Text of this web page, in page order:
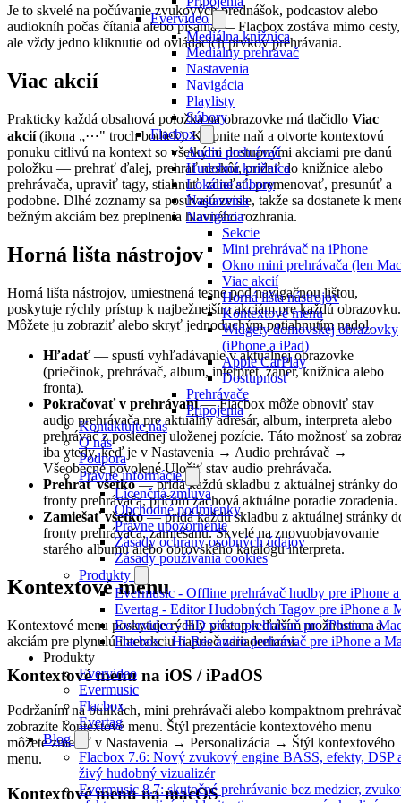
Evervideo
Mediálna knižnica
Mediálny prehrávač
Nastavenia
Navigácia
Playlisty
Súbory
Flacbox
Audio prehrávač
Hudobná knižnica
Lokálne súbory
Nastavenia
Navigácia
Sekcie
Mini prehrávač na iPhone
Okno mini prehrávača (len
Viac akcií
Horná lišta nástrojov
Kontextové menu
Widgety domovskej obrazovky
(iPhone a iPad)
Apple CarPlay
Dostupnosť
Prehrávače
Pripojenia
Kontaktujte nás
O nás
Podpora
Právne informácie
Licenčná zmluva
Obchodné podmienky
Právne upozornenie
Zásady ochrany osobných údajov
Zásady používania cookies
Produkty
Evermusic - Offline prehrávač hudby pre iPhone
Evertag - Editor Hudobných Tagov pre iPhone a
Evervideo - HD video prehrávač pre iPhone a
Flacbox - Hi-Res audio prehrávač pre iPhone a
Produkty
Evervideo
Evermusic
Flacbox
Evertag
Blog
Flacbox 7.6: Nový zvukový engine BASS, efekty, DSP
živý hudobný vizualizér
Evermusic 8.7: skutočné prehrávanie bez medzier,
Je to skvelé na počúvanie zvukových prednášok, podcastov alebo
audiokníh počas čítania alebo písania — Flacbox zostáva mimo cesty,
ale vždy jedno kliknutie od ovládacích prvkov prehrávania.
Viac akcií
Prakticky každá obsahová položka na obrazovke má tlačidlo Viac
akcií(ikona „⋯" troch bodiek). Klepnite naň a otvorte kontextovú
ponuku citlivú na kontext so všetkými dostupnými akciami pre danú
položku — prehrať ďalej, prehrať neskôr, pridať do knižnice alebo
prehrávača, upraviť tagy, stiahnuť, zdieľať, premenovať, presunúť a
podobne. Dlhé zoznamy sa posúvajú zvisle, takže sa dostanete k
bežným akciám bez preplnenia hlavného rozhrania.
Horná lišta nástrojov
Horná lišta nástrojov, umiestnená tesne pod navigačnou lištou,
poskytuje rýchly prístup k najbežnejším akciám pre každú obrazovku.
Môžete ju zobraziť alebo skryť jednoduchým potiahnutím nadol.
Hľadať— spustí vyhľadávanie v aktuálnej obrazovke
(priečinok, prehrávač, album, interpret, žáner, knižnica alebo
fronta).
Pokračovať v prehrávaní— Flacbox môže obnoviť stav
audio prehrávača pre aktuálny adresár, album, interpreta alebo
prehrávač z poslednej uloženej pozície. Táto možnosť sa
iba vtedy, keď je v Nastavenia → Audio prehrávač →
Všeobecné povolené Uložiť stav audio prehrávača.
Prehrať všetko— pridá každú skladbu z aktuálnej stránky do
fronty prehrávača, pričom zachová aktuálne poradie zoradenia.
Zamiešať všetko— pridá každú skladbu z aktuálnej stránky
fronty prehrávača, zamiešanú. Skvelé na znovuobjavovanie
starého albumu alebo obrovského katalógu interpreta.
Kontextové menu
Kontextové menu poskytuje rýchly prístup k ďalším možnostiam a
akciám pre plynulú interakciu naprieč zariadeniami.
Kontextové menu na iOS / iPadOS
Podržaním na bunkách, mini prehrávači alebo kompaktnom
zobrazíte kontextové menu. Štýl prezentácie kontextového menu
môžete zmeniť v Nastavenia → Personalizácia → Štýl kontextového
menu.
Kontextové menu na macOS